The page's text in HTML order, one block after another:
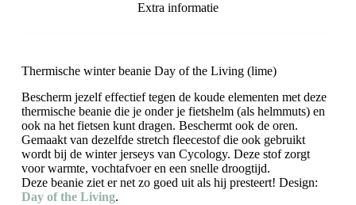
Extra informatie
Thermische winter beanie Day of the Living (lime)
Bescherm jezelf effectief tegen de koude elementen met deze
thermische beanie die je onder je fietshelm (als helmmuts) en
ook na het fietsen kunt dragen. Beschermt ook de oren.
Gemaakt van dezelfde stretch fleecestof die ook gebruikt
wordt bij de winter jerseys van Cycology. Deze stof zorgt
voor warmte, vochtafvoer en een snelle droogtijd.
Deze beanie ziet er net zo goed uit als hij presteert! Design:
Day of the Living.